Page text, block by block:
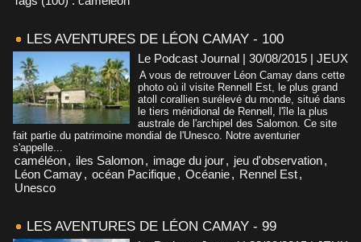
LES AVENTURES DE LÉON CAMAY - 100
Le Podcast Journal | 30/08/2015 | JEUX
A vous de retrouver Léon Camay dans cette
photo où il visite Rennell Est, le plus grand
atoll corallien surélevé du monde, situé dans
le tiers méridional de Rennell, l'île la plus
australe de l'archipel des Salomon. Ce site
fait partie du patrimoine mondial de l'Unesco. Notre aventurier
s'appelle...
caméléon, iles Salomon, image du jour, jeu d'observation,
Léon Camay, océan Pacifique, Océanie, Rennel Est,
Unesco
LES AVENTURES DE LÉON CAMAY - 99